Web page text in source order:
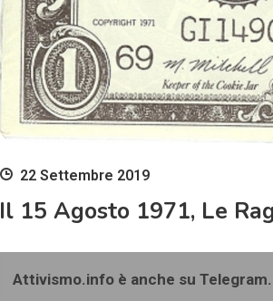
22 Settembre 2019
Il 15 Agosto 1971, Le
Attivismo.info è anche su Telegram.